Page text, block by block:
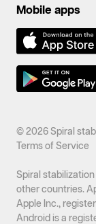
Mobile apps
© 2026 Spiral
Terms of Service
Spiral stabilization
other countries.
Apple Inc.,
Android is a